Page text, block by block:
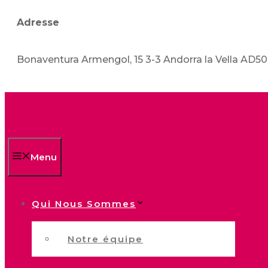
Adresse
Bonaventura Armengol, 15 3-3 Andorra la Vella
Menu
Qui Nous Sommes
Notre équipe